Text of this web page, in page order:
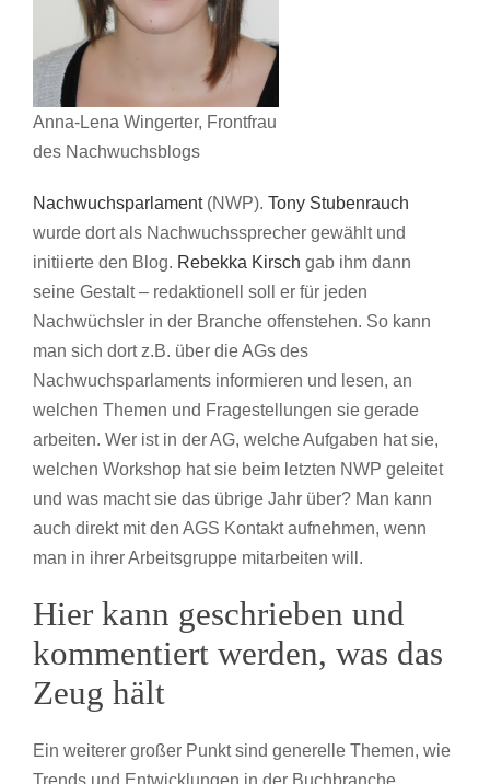
Anna-Lena Wingerter, Frontfrau
des Nachwuchsblogs
Nachwuchsparlament (NWP). Tony Stubenrauch
wurde dort als Nachwuchssprecher gewählt und
initiierte den Blog. Rebekka Kirsch gab ihm dann
seine Gestalt – redaktionell soll er für jeden
Nachwüchsler in der Branche offenstehen. So kann
man sich dort z.B. über die AGs des
Nachwuchsparlaments informieren und lesen, an
welchen Themen und Fragestellungen sie gerade
arbeiten. Wer ist in der AG, welche Aufgaben hat sie,
welchen Workshop hat sie beim letzten NWP geleitet
und was macht sie das übrige Jahr über? Man kann
auch direkt mit den AGS Kontakt aufnehmen, wenn
man in ihrer Arbeitsgruppe mitarbeiten will.
Hier kann geschrieben und
kommentiert werden, was das
Zeug hält
Ein weiterer großer Punkt sind generelle Themen, wie